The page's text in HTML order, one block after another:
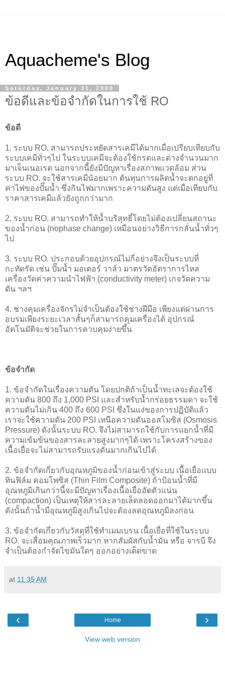
Aquacheme's Blog
Saturday, January 31, 2009
ข้อดีและข้อจำกัดในการใช้ RO
ข้อดี
1. ระบบ RO. สามารถประหยัดสารเคมีได้มากเมื่อเปรียบเทียบกับ
ระบบเคมีทั่วๆไป ในระบบเคมีจะต้องใช้กรดและด่างจำนวนมาก
มาเจ็นเนอเรต นอกจากนี้ยังมีปัญหาเรื่องสภาพแวดล้อม ส่วน
ระบบ RO. จะใช้สารเคมีน้อยมาก ต้นทุนการผลิตน้ำจะตกอยู่ที่
ค่าไฟของปั๊มน้ำ ซึ่งกินไฟมากเพราะความดันสูง แต่เมื่อเทียบกับ
ราคาสารเคมีแล้วยังถูกกว่ามาก
2. ระบบ RO. สามารถทำให้น้ำบริสุทธิ์โดยไม่ต้องเปลี่ยนสถานะ
ของน้ำก่อน (nophase change) เหมือนอย่างวิธีการกลั่นน้ำทั่วๆ
ไป
3. ระบบ RO. ประกอบด้วยอุปกรณ์ไม่กี่อย่างจึงเป็นระบบที่
กะทัดรัด เช่น ปั๊มน้ำ มอเตอร์ วาล์ว มาตรวัดอัตราการไหล
เครื่องวัดค่าความนำไฟฟ้า (conductivity meter) เกจวัดความ
ดัน ฯลฯ
4. ช่างคุมเครื่องจักรไม่จำเป็นต้องใช้ช่างฝีมือ เพียงแต่ผ่านการ
อบรมเพียงระยะเวลาสั้นๆก็สามารถคุมเครื่องได้ อุปกรณ์
อัตโนมัติจะช่วยในการควบคุมง่ายขึ้น
ข้อจำกัด
1. ข้อจำกัดในเรื่องความดัน โดยปกติถ้าเป็นน้ำทะเลจะต้องใช้
ความดัน 800 ถึง 1,000 PSI และสำหรับน้ำกร่อยธรรมดา จะใช้
ความดันไม่เกิน 400 ถึง 600 PSI ซึ่งในแง่ของการปฏิบัติแล้ว
เราจะใช้ความดัน 200 PSI เหนือความดันออสโมซิส (Osmosis
Pressure) ดังนั้นระบบ RO. จึงไม่สามารถใช้กับการแยกน้ำที่มี
ความเข้มข้นของสารละลายสูงมากๆได้ เพราะโครงสร้างของ
เนื้อเยื่อจะไม่สามารถรับแรงดันมากเกินไปได้
2. ข้อจำกัดเกี่ยวกับอุณหภูมิของน้ำก่อนเข้าสู่ระบบ เนื้อเยื่อแบบ
ทินฟิล์ม คอมโพซิส (Thin Film Composite) ถ้าป้อนน้ำที่มี
อุณหภูมิเกินกว่านี้จะมีปัญหาเรื่องเนื้อเยื่ออัดตัวแน่น
(compaction) เป็นเหตุให้สารละลายเล็ดลอดออกมาได้มากขึ้น
ดังนั้นถ้าน้ำมีอุณหภูมิสูงเกินไปจะต้องลดอุณหภูมิลงก่อน
3. ข้อจำกัดเกี่ยวกับวัสดุที่ใช้ทำเมมเบรน เนื้อเยื่อที่ใช้ในระบบ
RO. จะเสื่อมคุณภาพเร็วมาก หากสัมผัสกับน้ำมัน หรือ จารบี จึง
จำเป็นต้องกำจัดไขมันใดๆ ออกอย่างเด็ดขาด
at 11:35 AM
‹ ›
Home
View web version